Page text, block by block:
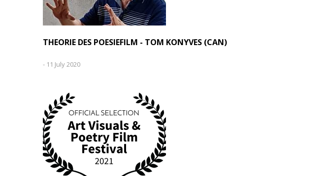
THEORIE DES POESIEFILM - TOM KONYVES (CAN)
- 11 July 2020